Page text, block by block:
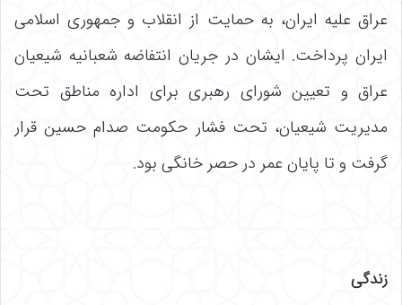
عراق علیه ایران، به حمایت از انقلاب و جمهوری اسلامی
ایران پرداخت. ایشان در جریان انتفاضه شعبانیه شیعیان
عراق و تعیین شورای رهبری برای اداره مناطق تحت
مدیریت شیعیان، تحت فشار حکومت صدام حسین قرار
گرفت و تا پایان عمر در حصر خانگی بود.
زندگی